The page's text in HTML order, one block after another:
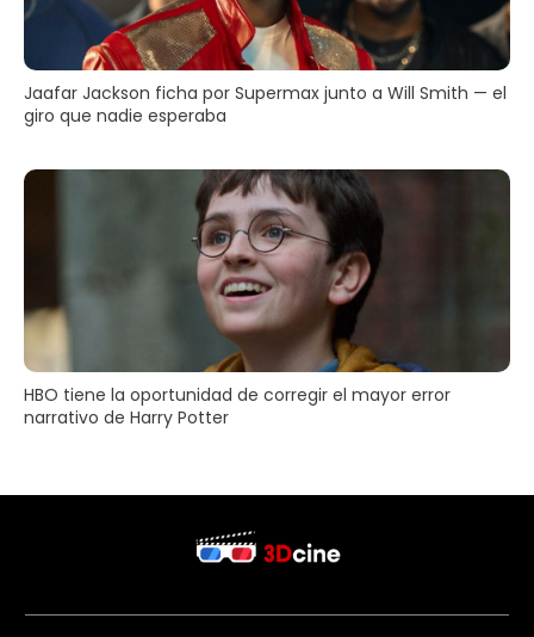
Jaafar Jackson ficha por Supermax junto a Will Smith — el
giro que nadie esperaba
HBO tiene la oportunidad de corregir el mayor error
narrativo de Harry Potter